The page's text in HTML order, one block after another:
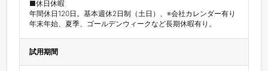
■休日休暇
年間休日120日。基本週休2日制（土日）、※会社カレンダー有り
試用期間